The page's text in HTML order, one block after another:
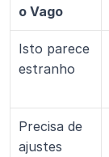
o Vago
Isto parece
estranho
Precisa de
ajustes